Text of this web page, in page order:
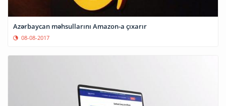
Azərbaycan məhsullarını Amazon-a çıxarır
08-08-2017